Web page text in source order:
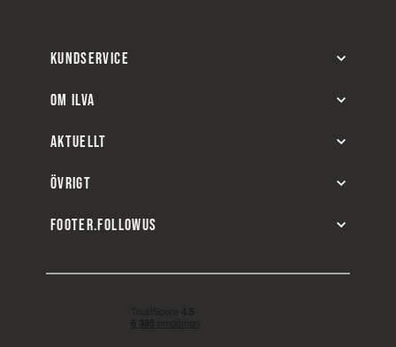
KUNDSERVICE
OM ILVA
AKTUELLT
ÖVRIGT
FOOTER.FOLLOWUS